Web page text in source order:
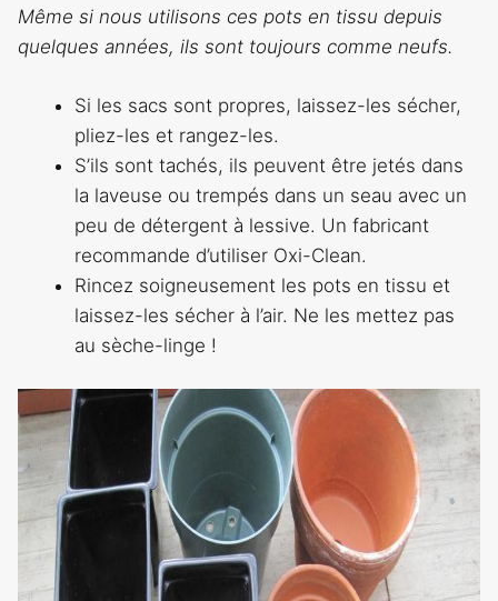
Même si nous utilisons ces pots en tissu depuis
quelques années, ils sont toujours comme neufs.
Si les sacs sont propres, laissez-les sécher,
pliez-les et rangez-les.
S’ils sont tachés, ils peuvent être jetés dans
la laveuse ou trempés dans un seau avec un
peu de détergent à lessive. Un fabricant
recommande d’utiliser Oxi-Clean.
Rincez soigneusement les pots en tissu et
laissez-les sécher à l’air. Ne les mettez pas
au sèche-linge !